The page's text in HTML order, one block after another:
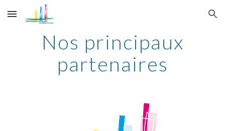
Skip to main content Skip to navigation
Nos principaux
partenaires